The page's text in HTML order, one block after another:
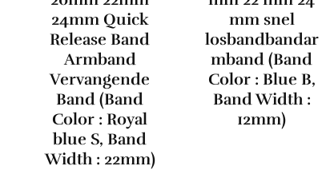
24mm Quick
Release Band
Armband
Vervangende
Band (Band
Color : Royal
blue S, Band
Width : 22mm)
mm snel
losbandbandar
mband (Band
Color : Blue B,
Band Width :
12mm)